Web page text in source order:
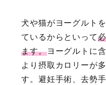
犬や猫がヨーグルト
ているからといって
ます。ヨーグルトに
より摂取カロリーが
す。避妊手術、去勢